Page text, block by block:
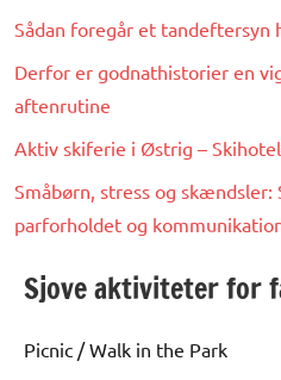
Sådan foregår et tandeftersyn
Derfor er godnathistorier en
aftenrutine
Aktiv skiferie i Østrig –
Småbørn, stress og skændsler:
parforholdet og
Sjove aktiviteter for
Picnic / Walk in the Park